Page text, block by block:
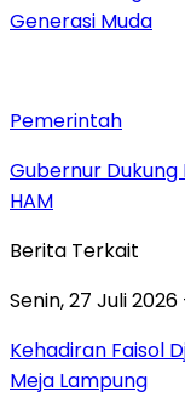
Generasi Muda
Pemerintah
Gubernur
HAM
Berita Terkait
Senin, 27 Juli 2026
Kehadiran Faisol
Meja Lampung